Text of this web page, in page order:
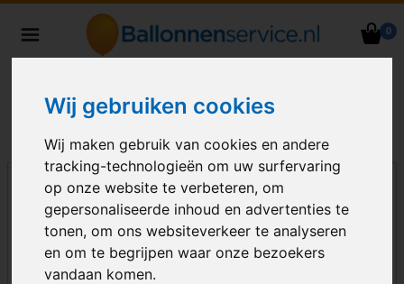
Wij gebruiken cookies
Wij maken gebruik van cookies en andere
tracking-technologieën om uw surfervaring
op onze website te verbeteren, om
gepersonaliseerde inhoud en advertenties te
tonen, om ons websiteverkeer te analyseren
en om te begrijpen waar onze bezoekers
vandaan komen.
0
Nederland